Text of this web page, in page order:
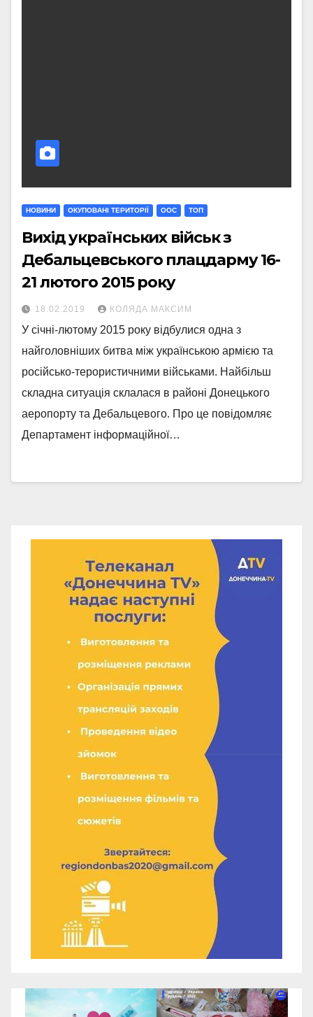
НОВИНИ ОКУПОВАНІ ТЕРИТОРІЇ ООС ТОП
Вихід українських військ з
Дебальцевського плацдарму 16-
21 лютого 2015 року
18.02.2019 КОЛЯДА МАКСИМ
У січні-лютому 2015 року відбулися одна з
найголовніших битва між українською армією та
російсько-терористичними військами. Найбільш
складна ситуація склалася в районі Донецького
аеропорту та Дебальцевого. Про це повідомляє
Департамент інформаційної…